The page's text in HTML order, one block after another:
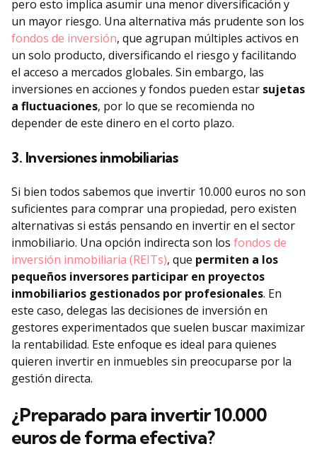
pero esto implica asumir una menor diversificación y
un mayor riesgo. Una alternativa más prudente son los
fondos de inversión, que agrupan múltiples activos en
un solo producto, diversificando el riesgo y facilitando
el acceso a mercados globales. Sin embargo, las
inversiones en acciones y fondos pueden estar sujetas
a fluctuaciones, por lo que se recomienda no
depender de este dinero en el corto plazo.
3. Inversiones inmobiliarias
Si bien todos sabemos que invertir 10.000 euros no son
suficientes para comprar una propiedad, pero existen
alternativas si estás pensando en invertir en el sector
inmobiliario. Una opción indirecta son los fondos de
inversión inmobiliaria (REITs), que permiten a los
pequeños inversores participar en proyectos
inmobiliarios gestionados por profesionales. En
este caso, delegas las decisiones de inversión en
gestores experimentados que suelen buscar maximizar
la rentabilidad. Este enfoque es ideal para quienes
quieren invertir en inmuebles sin preocuparse por la
gestión directa.
¿Preparado para invertir 10.000
euros de forma efectiva?